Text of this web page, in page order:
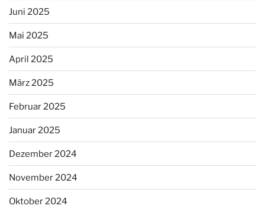
Juni 2025
Mai 2025
April 2025
März 2025
Februar 2025
Januar 2025
Dezember 2024
November 2024
Oktober 2024